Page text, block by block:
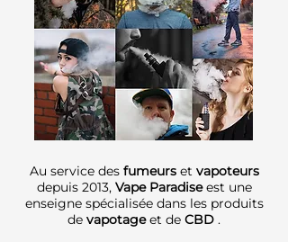
Au service des fumeurs et vapoteurs
depuis 2013, Vape Paradiseest une
enseigne spécialisée dans les produits
de vapotageet de CBD .